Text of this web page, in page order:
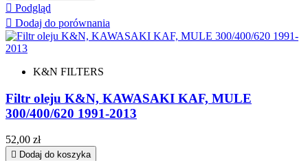
 Podgląd
 Dodaj do porównania
K&N FILTERS
Filtr oleju K&N, KAWASAKI KAF, MULE
300/400/620 1991-2013
Cena
52,00 zł
 Dodaj do koszyka